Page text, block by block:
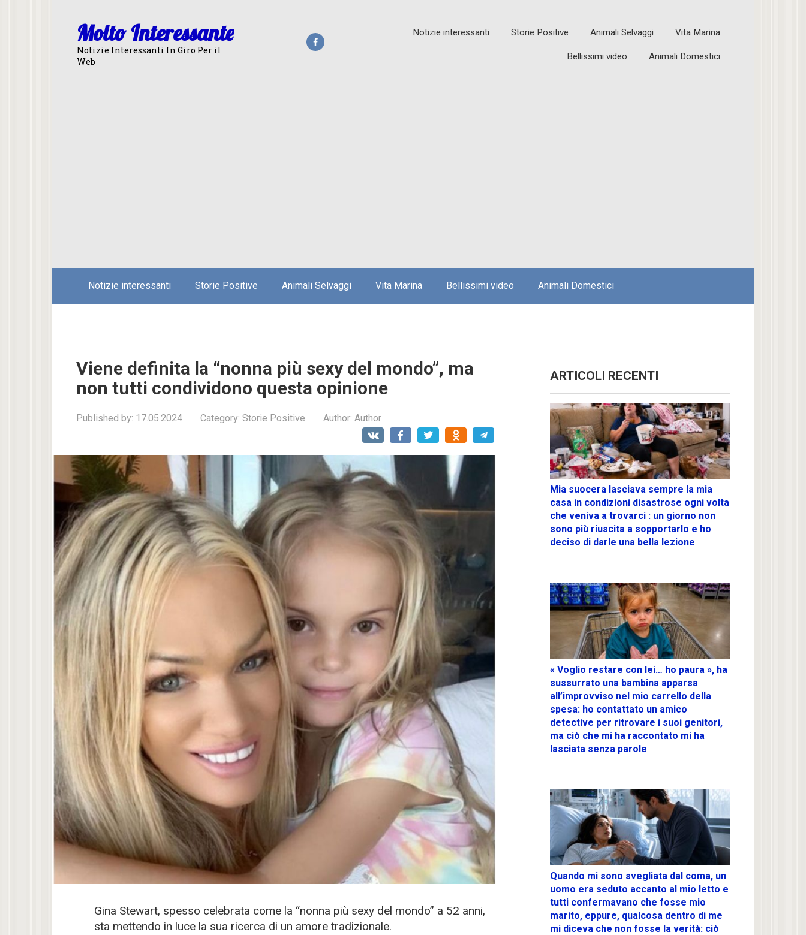
Molto Interessante
Notizie Interessanti In Giro Per il
Web
Notizie interessanti Storie Positive Animali Selvaggi Vita Marina
Bellissimi video Animali Domestici
Notizie interessanti Storie Positive Animali Selvaggi Vita Marina Bellissimi video Animali Domestici
Viene definita la “nonna più sexy del mondo”, ma
non tutti condividono questa opinione
Published by: 17.05.2024 Category: Storie Positive Author: Author
Gina Stewart, spesso celebrata come la “nonna più sexy del mondo” a 52 anni,
sta mettendo in luce la sua ricerca di un amore tradizionale.
ARTICOLI RECENTI
Mia suocera lasciava sempre la mia
casa in condizioni disastrose ogni volta
che veniva a trovarci : un giorno non
sono più riuscita a sopportarlo e ho
deciso di darle una bella lezione
« Voglio restare con lei… ho paura », ha
sussurrato una bambina apparsa
all’improvviso nel mio carrello della
spesa: ho contattato un amico
detective per ritrovare i suoi genitori,
ma ciò che mi ha raccontato mi ha
lasciata senza parole
Quando mi sono svegliata dal coma, un
uomo era seduto accanto al mio letto e
tutti confermavano che fosse mio
marito, eppure, qualcosa dentro di me
mi diceva che non fosse la verità: ciò